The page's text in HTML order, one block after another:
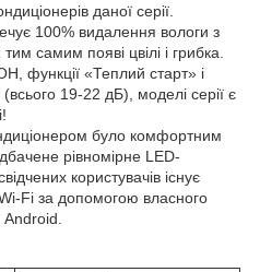
даної серії.
100% видалення вологи з
самим появі цвілі і грибка.
функції «Теплий старт» і
19-22 дБ), моделі серії є
було комфортним
рівномірне LED-
користувачів існує
Fi за допомогою власного